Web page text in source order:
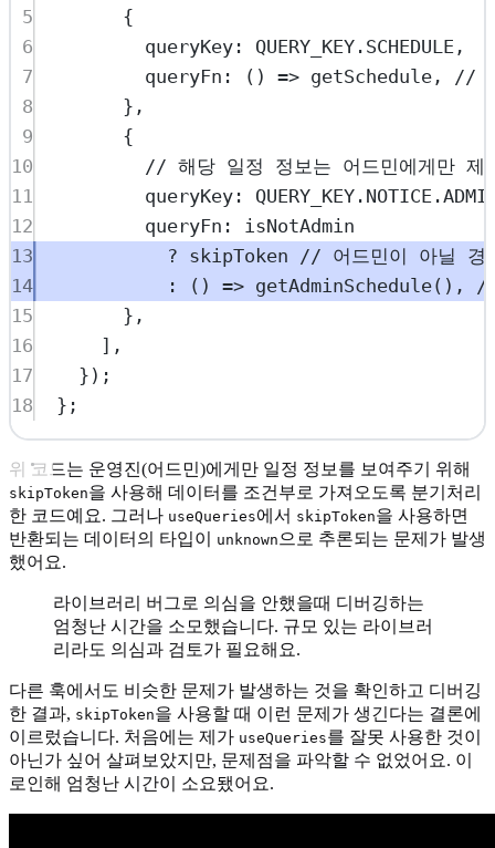
5
{
6
queryKey: QUERY_KEY . SCHEDULE ,
7
queryFn : () => getSchedule, //
8
},
9
{
10
// 해당 일정 정보는 어드민에게만 제
11
queryKey: QUERY_KEY . NOTICE .
12
queryFn: isNotAdmin
13
? skipToken // 어드민이 아닐 경
14
: () => getAdminSchedule(),
15
},
16
],
17
});
18
};
위 코드는 운영진(어드민)에게만 일정 정보를 보여주기 위해
skipToken을 사용해 데이터를 조건부로 가져오도록 분기처리
한 코드예요. 그러나 useQueries에서 skipToken을 사용하면
반환되는 데이터의 타입이
unknown 으로 추론되는 문제가 발생
했어요.
라이브러리 버그로 의심을 안했을때 디버깅하는
엄청난 시간을 소모했습니다. 규모 있는 라이브러
리라도 의심과 검토가 필요해요.
다른 훅에서도 비슷한 문제가 발생하는 것을 확인하고 디버깅
한 결과, skipToken을 사용할 때 이런 문제가 생긴다는 결론에
이르렀습니다. 처음에는 제가 useQueries를 잘못 사용한 것이
아닌가 싶어 살펴보았지만, 문제점을 파악할 수 없었어요. 이
로인해 엄청난 시간이 소요됐어요.